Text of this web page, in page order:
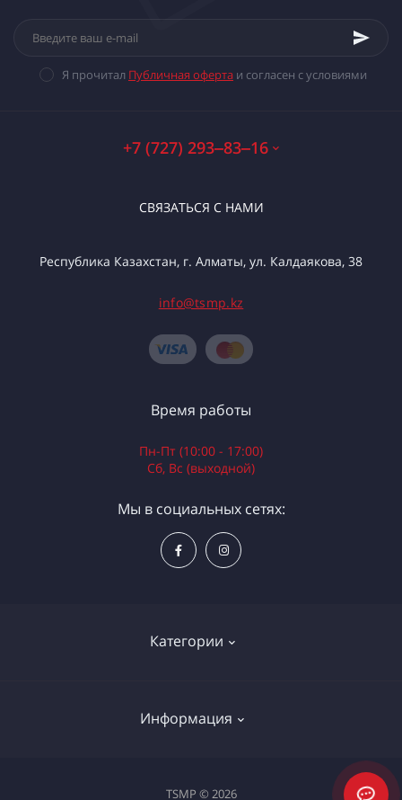
Я прочитал Публичная оферта и согласен с условиями
+7 (727) 293‒83‒16
СВЯЗАТЬСЯ С НАМИ
Республика Казахстан, г. Алматы, ул. Калдаякова, 38
info@tsmp.kz
Категории
Электроинструменты
Информация
Доставка и оплата
Время работы
Пн-Пт (10:00 - 17:00)
Сб, Вс (выходной)
Мы в социальных сетях:
TSMP © 2026